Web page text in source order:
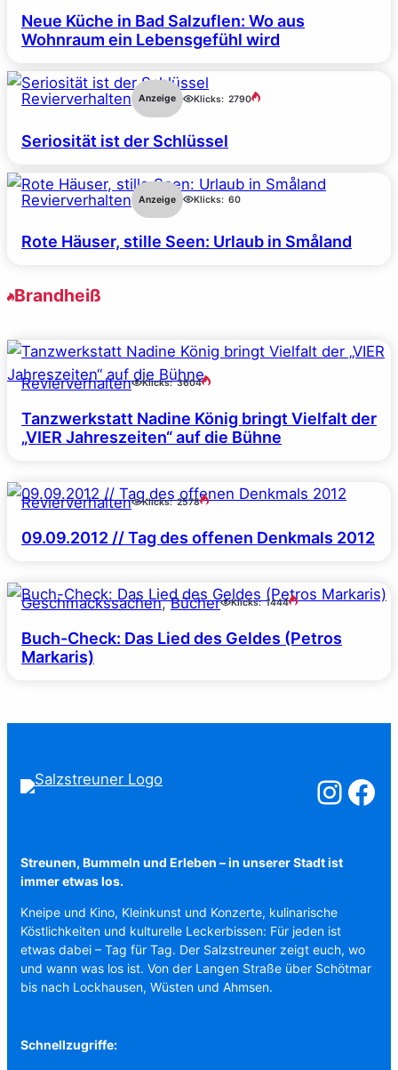
Neue Küche in Bad Salzuflen: Wo aus
Wohnraum ein Lebensgefühl wird
Revierverhalten Anzeige Klicks: 2790
Seriosität ist der Schlüssel
Revierverhalten Anzeige Klicks: 60
Rote Häuser, stille Seen: Urlaub in Småland
Brandheiß
Revierverhalten Klicks: 3604
Tanzwerkstatt Nadine König bringt Vielfalt der
„VIER Jahreszeiten“ auf die Bühne
Revierverhalten Klicks: 2578
09.09.2012 // Tag des offenen Denkmals 2012
Geschmackssachen, Bücher Klicks: 1444
Buch-Check: Das Lied des Geldes (Petros
Markaris)
Salzstreuner
Streunen, Bummeln und Erleben – in unserer Stadt ist
immer etwas los.
Kneipe und Kino, Kleinkunst und Konzerte, kulinarische
Köstlichkeiten und kulturelle Leckerbissen: Für jeden ist
etwas dabei – Tag für Tag. Der Salzstreuner zeigt euch, wo
und wann was los ist. Von der Langen Straße über Schötmar
bis nach Lockhausen, Wüsten und Ahmsen.
Schnellzugriffe: